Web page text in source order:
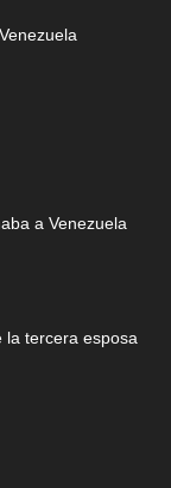
a Venezuela
la tercera esposa